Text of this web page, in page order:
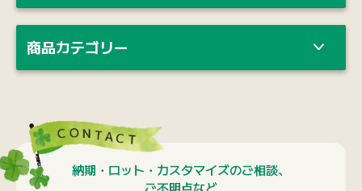
商品カテゴリー
納期・ロット・カスタマイズのご相談、
ご不明点など